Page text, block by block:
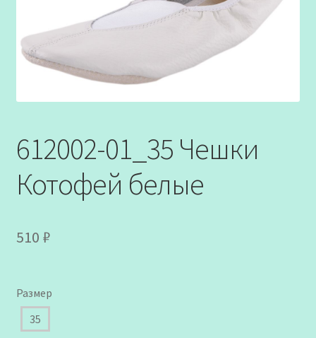
612002-01_35 Чешки
Котофей белые
510 ₽
Размер
35